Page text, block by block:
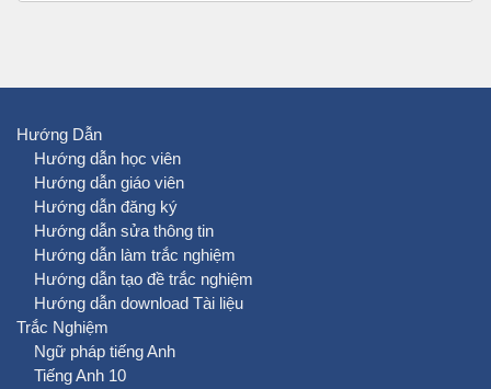
Hướng Dẫn
Hướng dẫn học viên
Hướng dẫn giáo viên
Hướng dẫn đăng ký
Hướng dẫn sửa thông tin
Hướng dẫn làm trắc nghiệm
Hướng dẫn tạo đề trắc nghiệm
Hướng dẫn download Tài liệu
Trắc Nghiệm
Ngữ pháp tiếng Anh
Tiếng Anh 10